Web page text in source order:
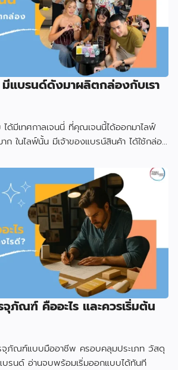
มีแบรนด์ดังมาผลิตกล่องกับเรา
ด้มีเทศกาลเจนนี่ ที่คุณเจนนี้ได้ออกมาไลฟ์
ก ในไลฟ์นั้น มีเจ้าของแบรน์สินค้า ได้ใช้กล่อง
ภัณฑ์ คืออะไร และควรเริ่มต้น
รจุภัณฑ์แบบมืออาชีพ ครอบคลุมประเภท วัสดุ
บรนด์ อ่านจบพร้อมเริ่มออกแบบได้ทันที